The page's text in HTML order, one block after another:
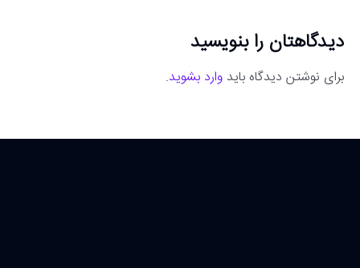
دیدگاهتان را بنویسید
برای نوشتن دیدگاه باید وارد بشوید.